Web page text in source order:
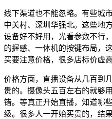
线下渠道也不能忽略。有些城
中关村、深圳华强北。这些地
设备好不好用，光看参数不行
的握感、一体机的按键布局，
买要注意价格，很多店标价虚
价格方面，直播设备从几百到
贵的。摄像头五百左右的就够
错。等真正开始直播，知道哪
级。很多人一开始买贵的，结